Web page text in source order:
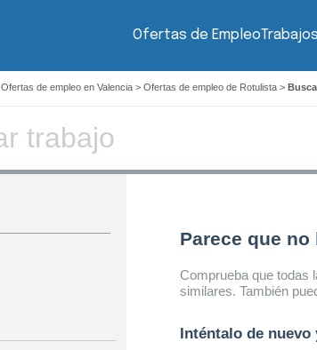
Ofertas de Empleo
Ofertas de empleo en Valencia > Ofertas de empleo de Rotulista >
Parece que
Comprueba que todas
similares. También
Inténtalo de nuevo